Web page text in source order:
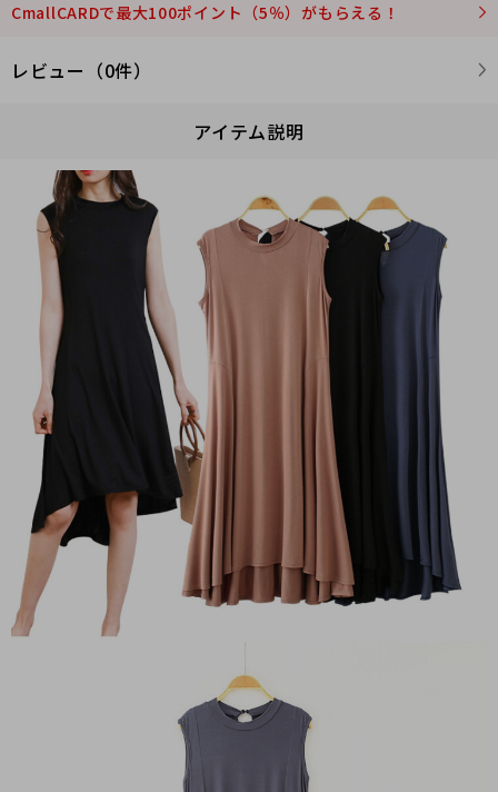
CmallCARDで最大100ポイント（5％）がもらえる！
レビュー（0件）
アイテム説明